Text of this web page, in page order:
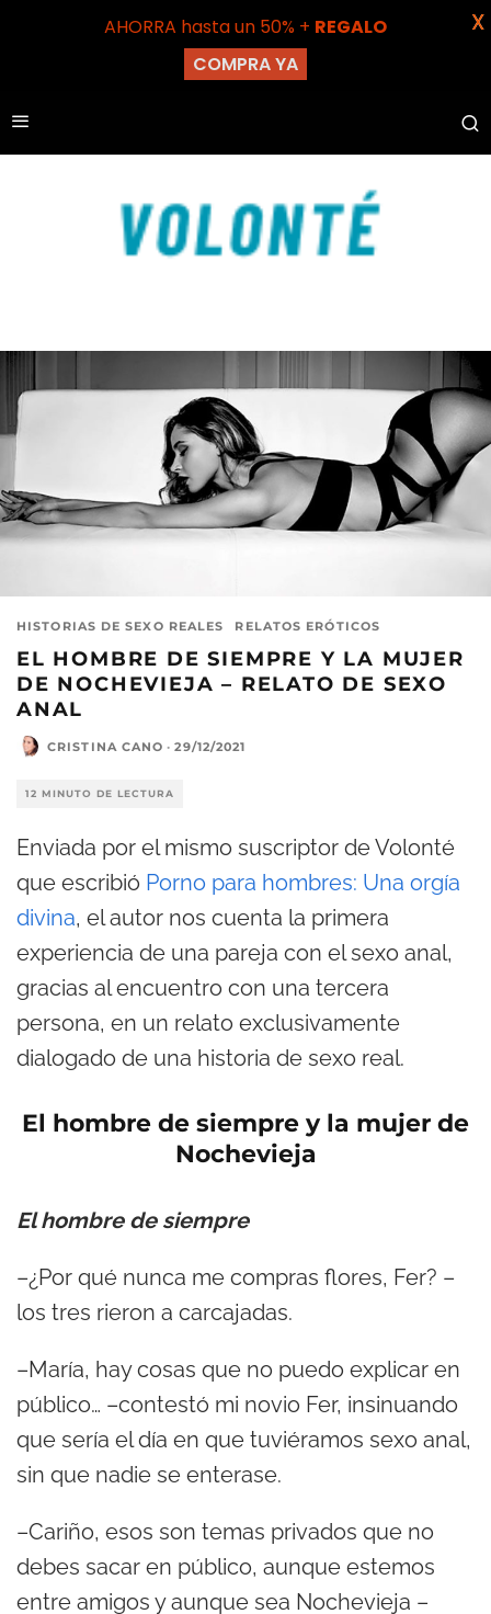
HISTORIAS DE SEXO REALES RELATOS ERÓTICOS
EL HOMBRE DE SIEMPRE Y LA MUJER
DE NOCHEVIEJA – RELATO DE SEXO
ANAL
CRISTINA CANO · 29/12/2021
12 MINUTO DE LECTURA
Enviada por el mismo suscriptor de Volonté
que escribió Porno para hombres: Una orgía
divina, el autor nos cuenta la primera
experiencia de una pareja con el sexo anal,
gracias al encuentro con una tercera
persona, en un relato exclusivamente
dialogado de una historia de sexo real.
El hombre de siempre y la mujer de
Nochevieja
El hombre de siempre
–¿Por qué nunca me compras flores, Fer? –
los tres rieron a carcajadas.
–María, hay cosas que no puedo explicar en
público… –contestó mi novio Fer, insinuando
que sería el día en que tuviéramos sexo anal,
sin que nadie se enterase.
–Cariño, esos son temas privados que no
debes sacar en público, aunque estemos
entre amigos y aunque sea Nochevieja –
AHORRA hasta un 50% + REGALO
COMPRA YA
X